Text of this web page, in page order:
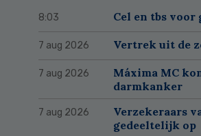
8:03 Cel en tbs
7 aug 2026 Vertrek uit de
7 aug 2026
Máxima MC
darmkanker
7 aug 2026
Verzekeraars
gedeeltelijk op